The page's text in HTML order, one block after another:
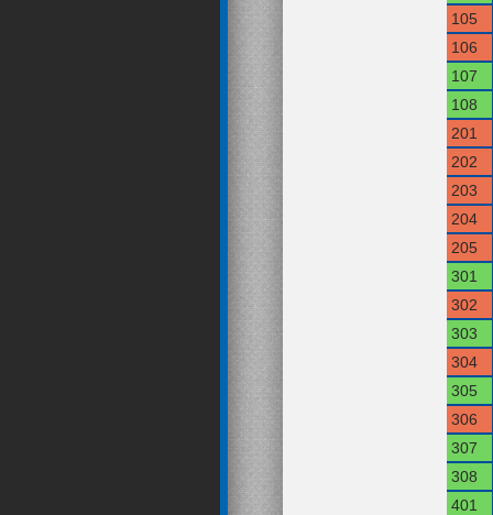
105
106
107
108
201
202
203
204
205
301
302
303
304
305
306
307
308
401